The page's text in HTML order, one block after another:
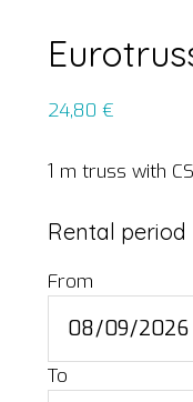
24,80 €
1 m truss with
Rental period
From
To